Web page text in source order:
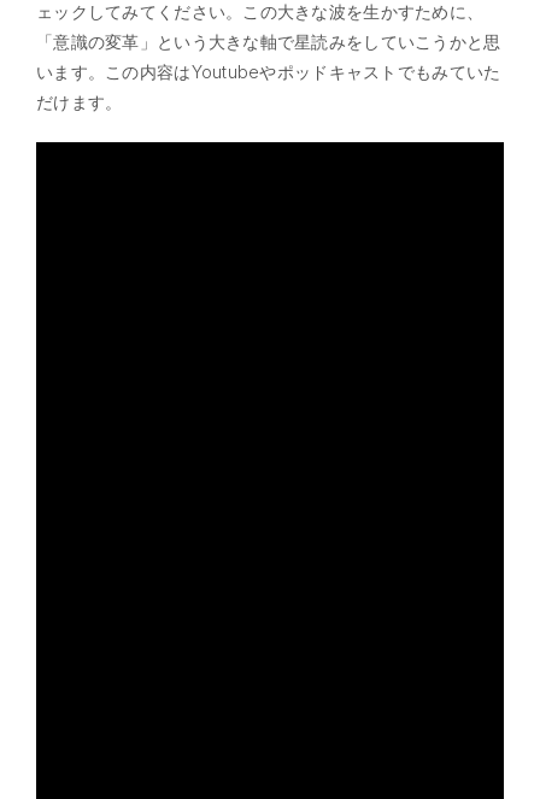
ェックしてみてください。この大きな波を生かすために、
「意識の変革」という大きな軸で星読みをしていこうかと思
います。この内容はYoutubeやポッドキャストでもみていた
だけます。